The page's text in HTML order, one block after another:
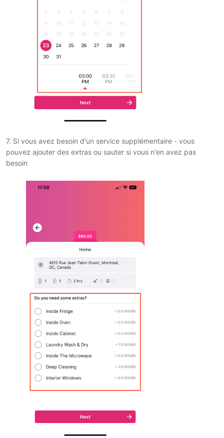
7. Si vous avez besoin d'un service supplémentaire - vous
pouvez ajouter des extras ou sauter si vous n'en avez pas
besoin